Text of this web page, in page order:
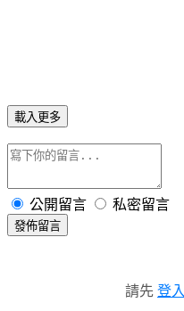
載入更多
公開留言 私密留言
發佈留言
請先 登入